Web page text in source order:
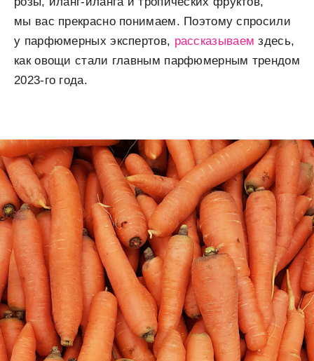
мы вас прекрасно понимаем. Поэтому спросили
у парфюмерных экспертов, рассказываемздесь,
как овощи стали главным парфюмерным трендом
2023-го года.